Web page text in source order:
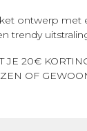
ontwerp met
trendy
JE 20€
OF